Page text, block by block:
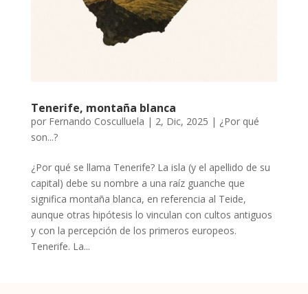
Tenerife, montaña blanca
por Fernando Cosculluela | 2, Dic, 2025 | ¿Por qué
son...?
¿Por qué se llama Tenerife? La isla (y el apellido de su
capital) debe su nombre a una raíz guanche que
significa montaña blanca, en referencia al Teide,
aunque otras hipótesis lo vinculan con cultos antiguos
y con la percepción de los primeros europeos.
Tenerife. La...